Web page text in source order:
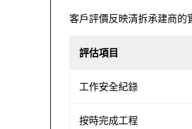
客戶評價反映清拆承建商的
評估項目
工作安全紀錄
按時完成工程